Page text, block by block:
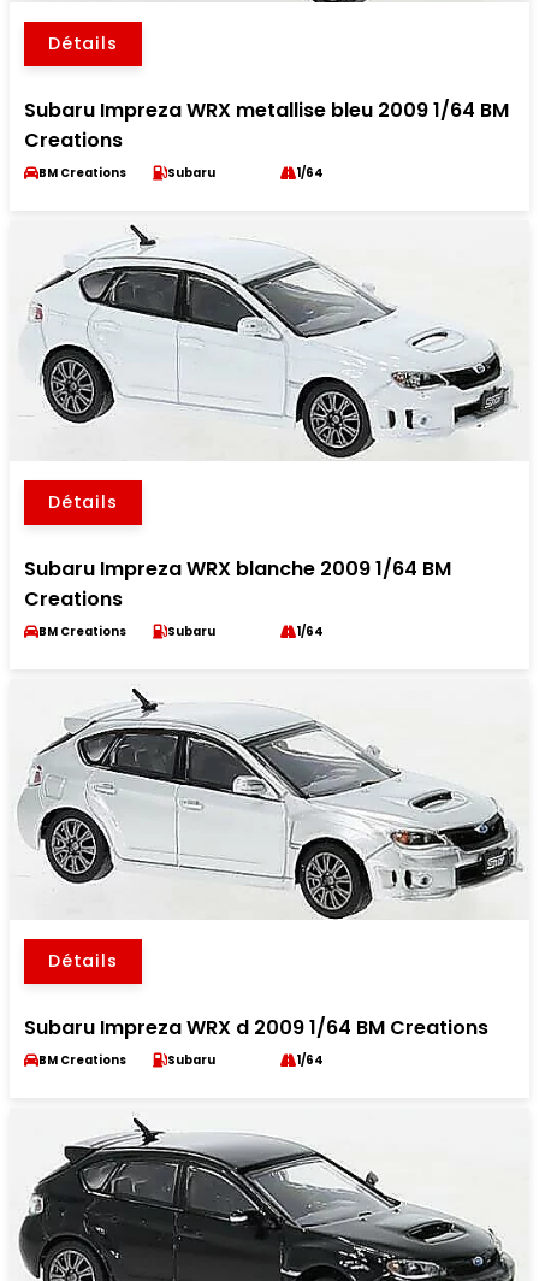
Détails
Subaru Impreza WRX metallise bleu 2009 1/64 BM
Creations
BM Creations Subaru 1/64
Détails
Subaru Impreza WRX blanche 2009 1/64 BM
Creations
BM Creations Subaru 1/64
Détails
Subaru Impreza WRX d 2009 1/64 BM Creations
BM Creations Subaru 1/64